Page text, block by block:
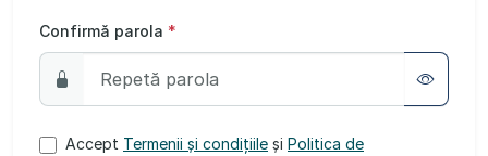
Confirmă parola *
Accept Termenii și condițiile și Politica de